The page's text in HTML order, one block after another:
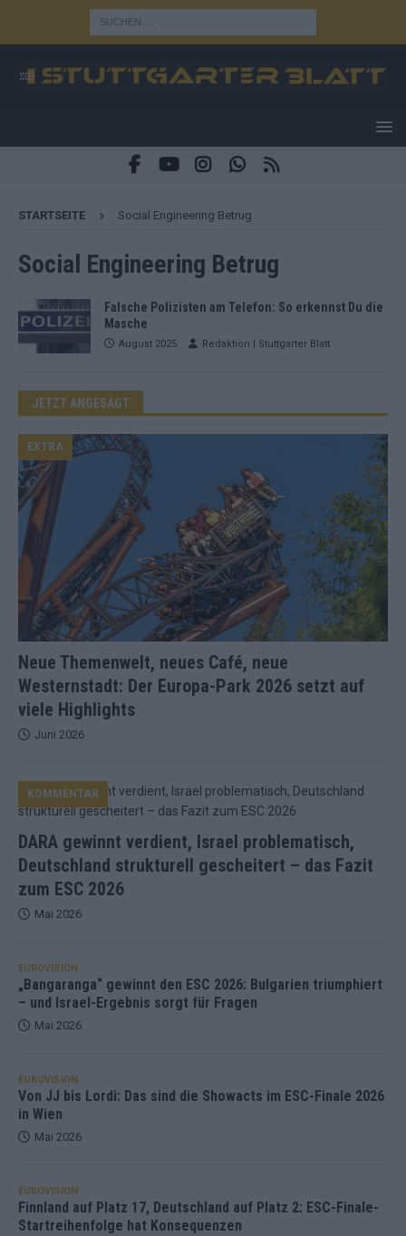
STARTSEITE Social Engineering Betrug
Social Engineering Betrug
Falsche Polizisten am Telefon: So erkennst Du die
Masche
August 2025 Redaktion | Stuttgarter Blatt
JETZT ANGESAGT
Neue Themenwelt, neues Café, neue
Westernstadt: Der Europa-Park 2026 setzt auf
viele Highlights
EXTRA
Juni 2026
DARA gewinnt verdient, Israel problematisch,
Deutschland strukturell gescheitert – das Fazit
zum ESC 2026
KOMMENTAR
Mai 2026
EUROVISION
„Bangaranga“ gewinnt den ESC 2026: Bulgarien triumphiert
– und Israel-Ergebnis sorgt für Fragen
Mai 2026
EUROVISION
Von JJ bis Lordi: Das sind die Showacts im ESC-Finale 2026
in Wien
Mai 2026
EUROVISION
Finnland auf Platz 17, Deutschland auf Platz 2: ESC-Finale-
Startreihenfolge hat Konsequenzen